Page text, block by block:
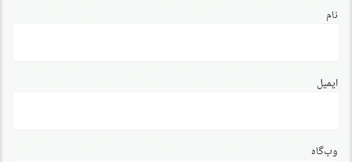
نام
ایمیل
وب‌گاه